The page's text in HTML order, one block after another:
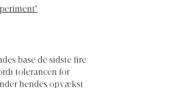
base de sidste fire
tolerancen for
hendes opvækst